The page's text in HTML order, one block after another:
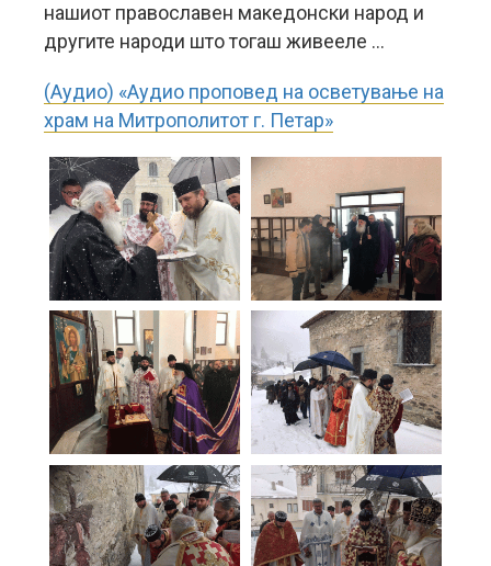
нашиот православен македонски народ и
другите народи што тогаш живееле …
(Аудио) «Аудио проповед на осветување на
храм на Митрополитот г. Петар»